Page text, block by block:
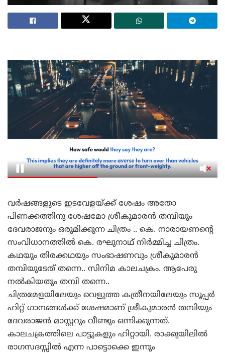
വർഷങ്ങളുടെ ഇടവേളയ്ക്ക് ശേഷം അതോ
പിണക്കത്തിനു ശേഷമോ ശ്രീകുമാരൻ തമ്പിയും
ദേവരാജനും ഒരുമിക്കുന്ന ചിത്രം .. കെ. നാരായണന്റെ
സംവിധാനത്തിൽ കെ. രഘുനാഥ് നിർമ്മിച്ച ചിത്രം.
കഥയും തിരക്കഥയും സംഭാഷണവും ശ്രീകുമാരൻ
തമ്പിയുടേത് തന്നെ.. സിനിമ കാലചക്രം. ആപേരു
നൽകിയതും തമ്പി തന്നെ..
ചിത്രമേളയിലേയും വെളുത്ത കത്രീനയിലേയും സൂപ്പർ
ഹിറ്റ് ഗാനങ്ങൾക്ക് ശേഷമാണ് ശ്രീകുമാരൻ തമ്പിയും
ദേവരാജൻ മാസ്റ്ററും വീണ്ടും ഒന്നിക്കുന്നത്.
കാലചക്രത്തിലെ പാട്ടുകളും ഹിറ്റായി. രാക്കുയിലിൽ
രാഗസദസ്സിൽ എന്ന പാട്ടൊക്കെ ഇന്നും